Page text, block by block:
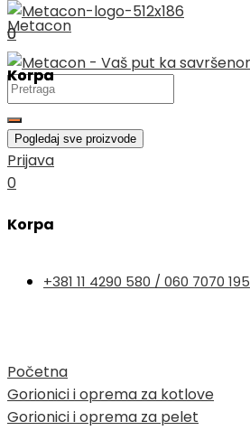
Skip
to
content
Metacon
Search
...
Pogledaj sve proizvode
Prijava
0
Korpa
+381 11 4290 580 / 060 7070 195
0
Korpa
...
0
Korpa
Search
...
Pogledaj sve proizvode
Početna
Gorionici i oprema za kotlove
Gorionici i oprema za pelet